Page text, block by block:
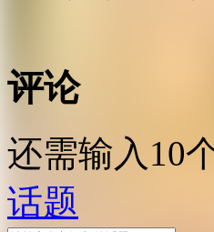
评论
还需输入10
话题